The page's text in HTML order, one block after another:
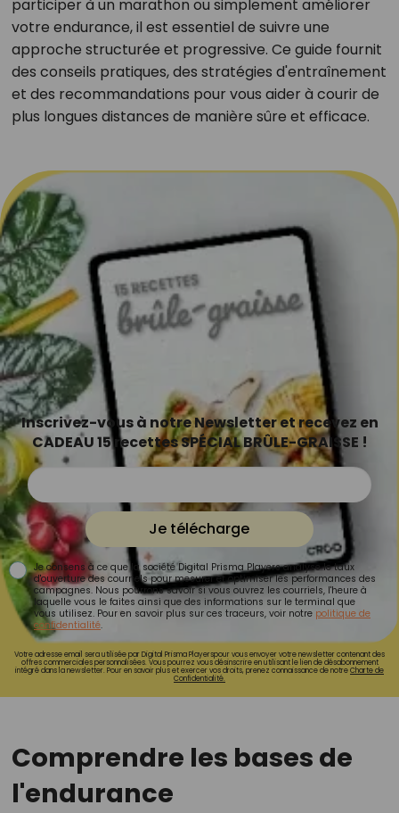
participer à un marathon ou simplement améliorer
votre endurance, il est essentiel de suivre une
approche structurée et progressive. Ce guide fournit
des conseils pratiques, des stratégies d'entraînement
et des recommandations pour vous aider à courir de
plus longues distances de manière sûre et efficace.
Inscrivez-vous à notre Newsletter et recevez en
CADEAU 15 recettes SPÉCIAL BRÛLE-GRAISSE !
Je télécharge
Je consens à ce que la société Digital Prisma Players analyse le taux
d'ouverture des courriels pour mesurer et optimiser les performances des
campagnes. Nous pourrons savoir si vous ouvrez les courriels, l'heure à
laquelle vous le faites ainsi que des informations sur le terminal que
vous utilisez. Pour en savoir plus sur ces traceurs, voir notre politique de
confidentialité.
Votre adresse email sera utilisée par Digital Prisma Playerspour vous envoyer votre newsletter contenant des
offres commerciales personnalisées. Vous pourrez vous désinscrire en utilisant le lien de désabonnement
intégré dans la newsletter. Pour en savoir plus et exercer vos droits, prenez connaissance de notreCharte de
Confidentialité.
Comprendre les bases de
l'endurance